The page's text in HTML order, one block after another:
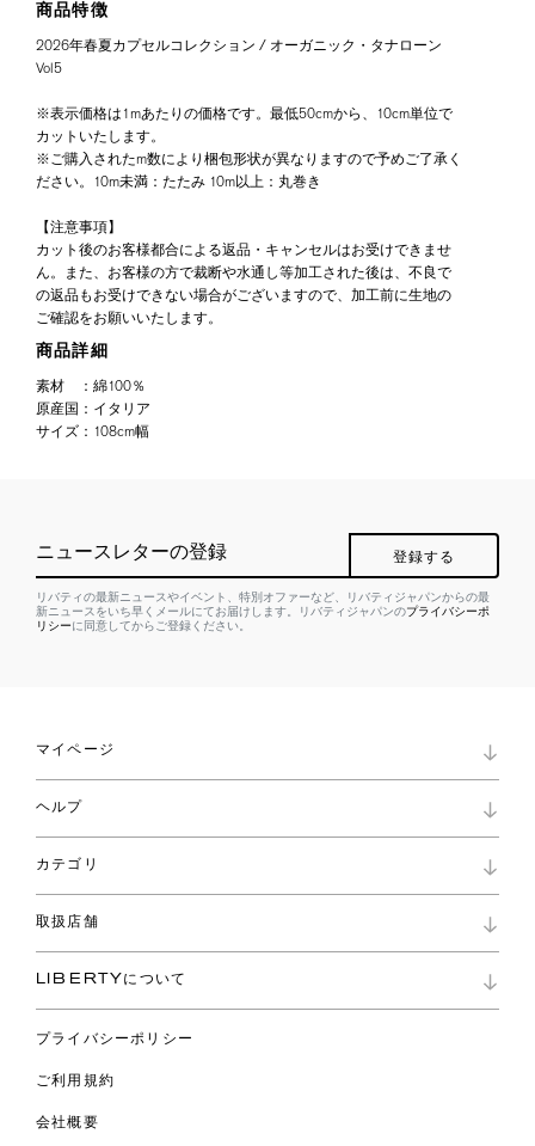
商品特徴
2026年春夏カプセルコレクション / オーガニック・タナローン
Vol5
※表示価格は1mあたりの価格です。最低50cmから、10cm単位で
カットいたします。
※ご購入されたm数により梱包形状が異なりますので予めご了承く
ださい。10m未満：たたみ 10m以上：丸巻き
【注意事項】
カット後のお客様都合による返品・キャンセルはお受けできませ
ん。また、お客様の方で裁断や水通し等加工された後は、不良で
の返品もお受けできない場合がございますので、加工前に生地の
ご確認をお願いいたします。
商品詳細
素材 ： 綿100％
原産国 ： イタリア
サイズ ： 108cm幅
ニュースレターの登録 登録する
リバティの最新ニュースやイベント、特別オファーなど、リバティジャパンからの最
新ニュースをいち早くメールにてお届けします。リバティジャパンのプライバシーポ
リシーに同意してからご登録ください。
マイページ
ロイヤリティプログラム
パスワード再設定
ショッピングバッグ
ヘルプ
お問い合わせ
よくあるご質問
ご利用ガイド
カテゴリ
コレクション
ファブリックス
バッグ
ウェア
ライフスタイル
スペシャル
取扱店舗
リバティ・ファブリックス
LIBERTYについて
プライバシーポリシー
ご利用規約
会社概要